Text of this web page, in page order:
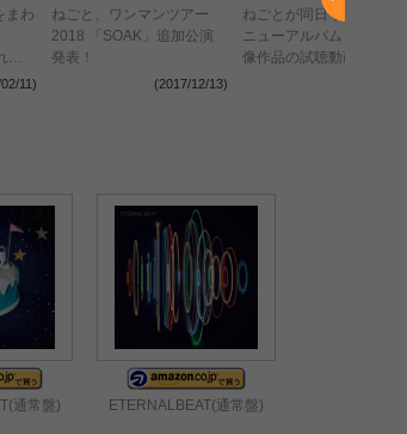
まわ
11)
ねごと、ワンマンツアー
2018 「SOAK」追加公演
発表！
(2017/12/13)
ねごとが同日リリースする
ニューアルバムとライブ映
像作品の試聴動画を一挙解
通常盤) ETERNALBEAT(通常盤)